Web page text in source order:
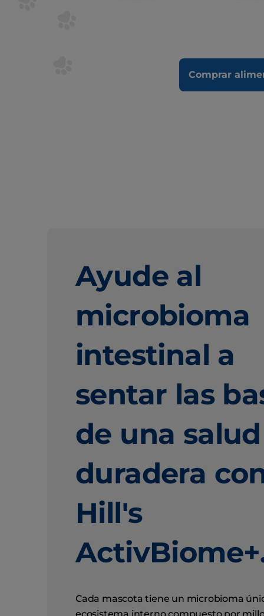
Comprar
Ayude al
microbioma
intestinal a
sentar las
de una salud
duradera
Hill's
Cada mascota tiene un microbioma